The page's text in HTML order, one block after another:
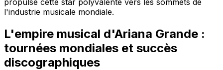
l'industrie musicale mondiale.
L'empire musical d'Ariana Grande :
tournées mondiales et succès
discographiques